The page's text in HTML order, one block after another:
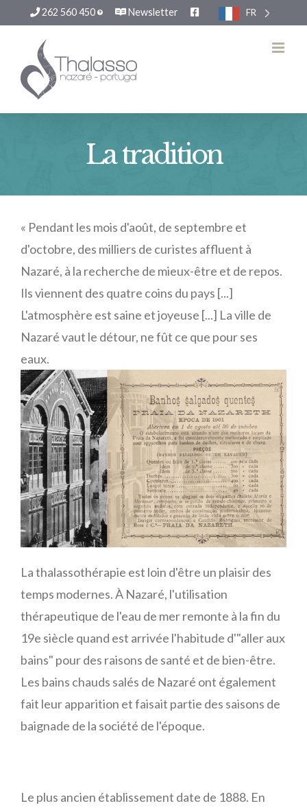
262 560 450 Newsletter FR
contenu
La tradition
« Pendant les mois d'août, de septembre et
d'octobre, des milliers de curistes affluent à
Nazaré, à la recherche de mieux-être et de repos.
Ils viennent des quatre coins du pays [...]
L'atmosphère est saine et joyeuse [...] La ville de
Nazaré vaut le détour, ne fût ce que pour ses
eaux.
La thalassothérapie est loin d'être un plaisir des
temps modernes. À Nazaré, l'utilisation
thérapeutique de l'eau de mer remonte à la fin du
19e siècle quand est arrivée l'habitude d'"aller aux
bains" pour des raisons de santé et de bien-être.
Les bains chauds salés de Nazaré ont également
fait leur apparition et faisait partie des saisons de
baignade de la société de l'époque.
Le plus ancien établissement date de 1888. En